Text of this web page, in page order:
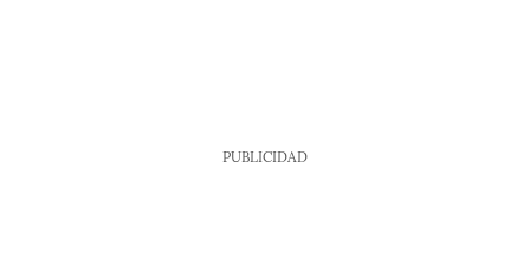
PUBLICIDAD